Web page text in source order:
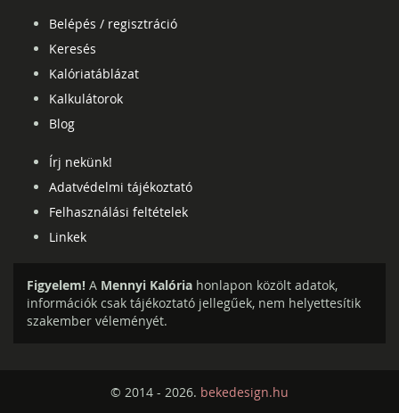
Belépés / regisztráció
Keresés
Kalóriatáblázat
Kalkulátorok
Blog
Írj nekünk!
Adatvédelmi tájékoztató
Felhasználási feltételek
Linkek
Figyelem! A Mennyi Kalória honlapon közölt adatok,
információk csak tájékoztató jellegűek, nem helyettesítik
szakember véleményét.
© 2014 - 2026. bekedesign.hu